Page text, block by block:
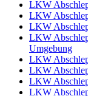
LKW
LKW
LKW
LKW
Umgebung
LKW
LKW
LKW
LKW